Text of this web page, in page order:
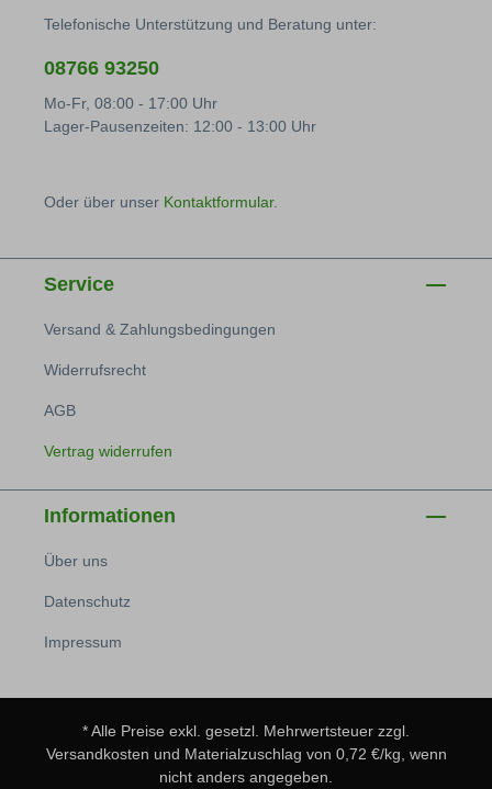
Telefonische Unterstützung und Beratung unter:
08766 93250
Mo-Fr, 08:00 - 17:00 Uhr
Lager-Pausenzeiten: 12:00 - 13:00 Uhr
Oder über unser Kontaktformular.
Service
Versand & Zahlungsbedingungen
Widerrufsrecht
AGB
Vertrag widerrufen
Informationen
Über uns
Datenschutz
Impressum
* Alle Preise exkl. gesetzl. Mehrwertsteuer zzgl.
Versandkosten und Materialzuschlag von 0,72 €/kg, wenn
nicht anders angegeben.